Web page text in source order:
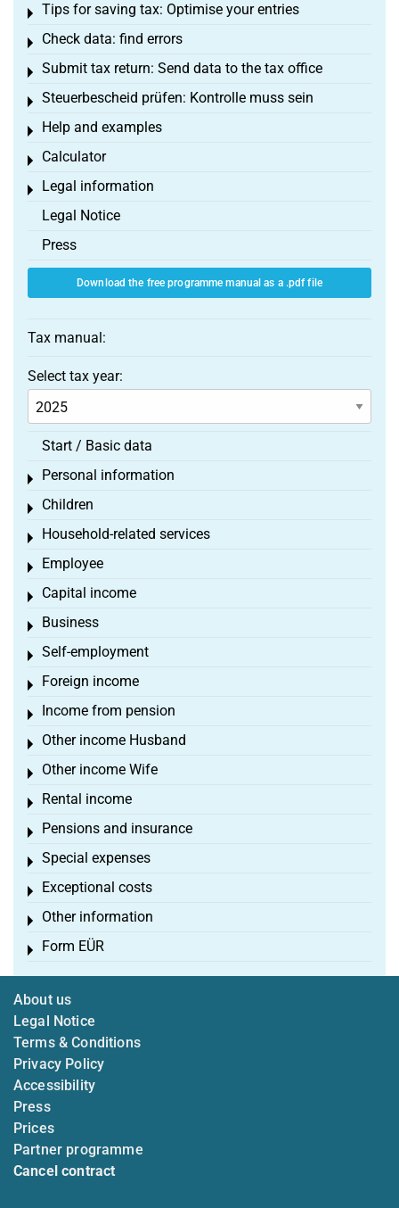
Tips for saving tax: Optimise your entries
Toggle menu
Check data: find errors
Toggle menu
Submit tax return: Send data to the tax office
Toggle menu
Steuerbescheid prüfen: Kontrolle muss sein
Toggle menu
Help and examples
Toggle menu
Calculator
Toggle menu
Legal information
Toggle menu
Legal Notice
Press
Download the free programme manual as a .pdf file
Tax manual:
Select tax year:
Start / Basic data
Personal information
Toggle menu
Children
Toggle menu
Household-related services
Toggle menu
Employee
Toggle menu
Capital income
Toggle menu
Business
Toggle menu
Self-employment
Toggle menu
Foreign income
Toggle menu
Income from pension
Toggle menu
Other income Husband
Toggle menu
Other income Wife
Toggle menu
Rental income
Toggle menu
Pensions and insurance
Toggle menu
Special expenses
Toggle menu
Exceptional costs
Toggle menu
Other information
Toggle menu
Form EÜR
Toggle menu
About us
Legal Notice
Terms & Conditions
Privacy Policy
Accessibility
Press
Prices
Partner programme
Cancel contract